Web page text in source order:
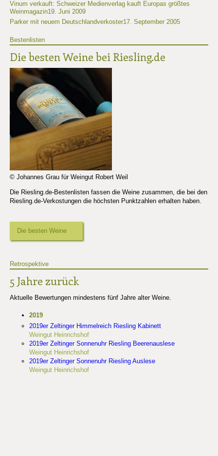
Vinum verkauft: Schweizer Medienverlag kauft Europas größtes
Weinmagazin19. Juni 2009
Parker mit neuem Deutschlandverkoster17. September 2005
Bestenlisten
Die besten Weine bei Riesling.de
© Johannes Grau für Weingut Robert Weil
Die Riesling.de-Bestenlisten fassen die Weine zusammen, die bei den
Riesling.de-Verkostungen die höchsten Punktzahlen erhalten haben.
Die besten Weine
Retrospektive
5 Jahre zurück
Aktuelle Bewertungen mindestens fünf Jahre alter Weine.
2019
2019er Zeltinger Himmelreich Riesling Kabinett
Weingut Heinrichshof
2019er Zeltinger Sonnenuhr Riesling Beerenauslese
Weingut Heinrichshof
2019er Zeltinger Sonnenuhr Riesling Auslese
Weingut Heinrichshof